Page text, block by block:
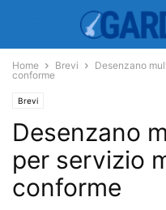
Home Brevi
Desenzano
conforme
Brevi
Desenzano
per servizio
conforme